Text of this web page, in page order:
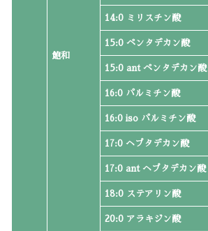
飽和
14:0 ミリスチン酸
15:0 ペンタデカン酸
15:0 ant ペンタデカン酸
16:0 パルミチン酸
16:0 iso パルミチン酸
17:0 ヘプタデカン酸
17:0 ant ヘプタデカン酸
18:0 ステアリン酸
20:0 アラキジン酸